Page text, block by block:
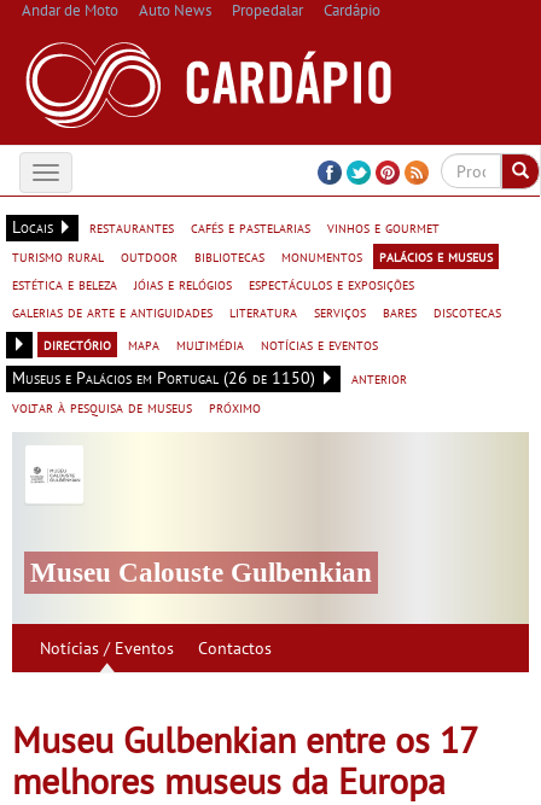
Andar de Moto Auto News Propedalar Cardápio
Toggle
navigation
Locais
restaurantes cafés e pastelarias
vinhos e gourmet
turismo rural
outdoor bibliotecas monumentos
palácios e museus
estética e beleza
jóias e relógios
espectáculos e exposições
galerias de arte e antiguidades
literatura serviços bares
discotecas
directório
mapa multimédia
notícias e eventos
Museus e Palácios em Portugal (26 de 1150)
anterior
voltar à pesquisa de museus
próximo
Museu Calouste Gulbenkian
Notícias / Eventos Contactos
Museu Gulbenkian entre os 17
melhores museus da Europa